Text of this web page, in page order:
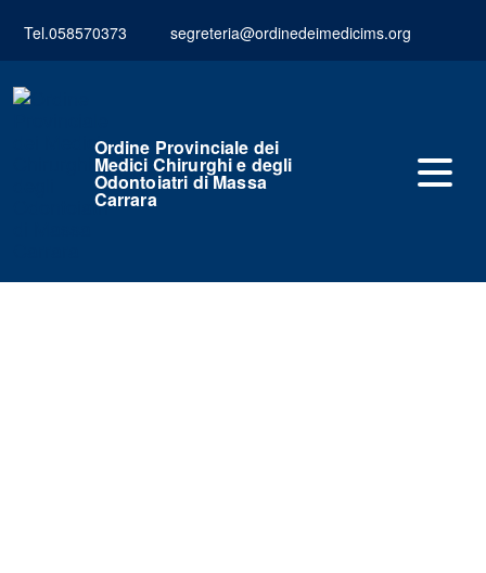
Tel.058570373 segreteria@ordinedeimedicims.org
Ordine Provinciale dei
Medici Chirurghi e degli
Odontoiatri di Massa
Carrara